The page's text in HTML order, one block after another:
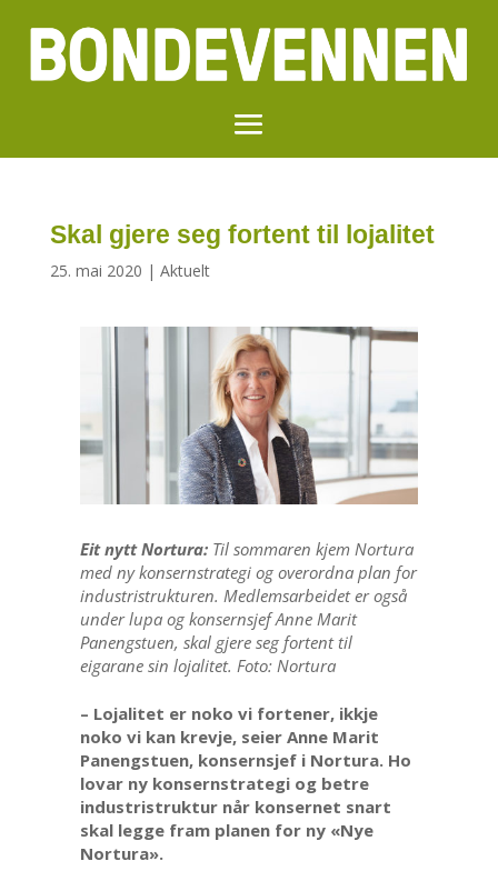
Skal gjere seg fortent til lojalitet
25. mai 2020 | Aktuelt
Eit nytt Nortura:Til sommaren kjem Nortura
med ny konsernstrategi og overordna plan for
industristrukturen. Medlemsarbeidet er også
under lupa og konsernsjef Anne Marit
Panengstuen, skal gjere seg fortent til
eigarane sin lojalitet. Foto: Nortura
– Lojalitet er noko vi fortener, ikkje
noko vi kan krevje, seier Anne Marit
Panengstuen, konsernsjef i Nortura. Ho
lovar ny konsernstrategi og betre
industristruktur når konsernet snart
skal legge fram planen for ny «Nye
Nortura».